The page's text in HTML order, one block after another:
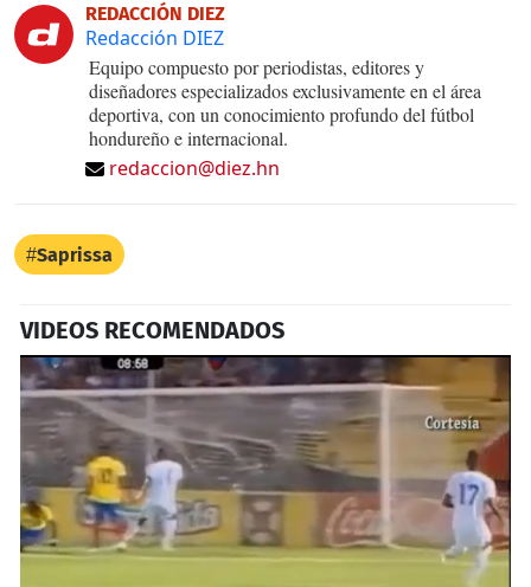
REDACCIÓN DIEZ
Redacción DIEZ
Equipo compuesto por periodistas, editores y
diseñadores especializados exclusivamente en el área
deportiva, con un conocimiento profundo del fútbol
hondureño e internacional.
redaccion@diez.hn
Saprissa
VIDEOS RECOMENDADOS